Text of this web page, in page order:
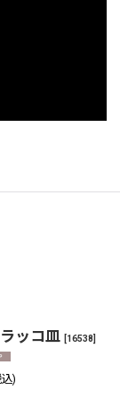
ッコ皿 [16538]
)